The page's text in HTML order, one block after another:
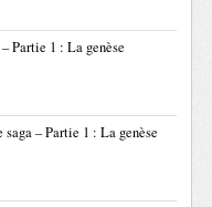
Partie 1 : La genèse
saga – Partie 1 : La genèse